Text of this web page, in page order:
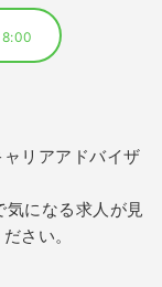
リアアドバイザ
気になる求人が見
さい。